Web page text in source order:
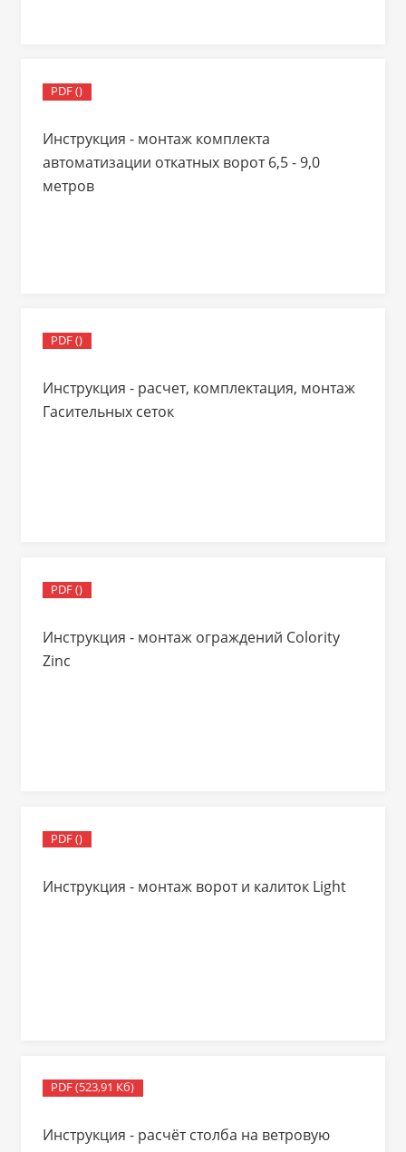
PDF ()
Инструкция - монтаж комплекта
автоматизации откатных ворот 6,5 - 9,0
метров
PDF ()
Инструкция - расчет, комплектация, монтаж
Гасительных сеток
PDF ()
Инструкция - монтаж ограждений Colority
Zinc
PDF ()
Инструкция - монтаж ворот и калиток Light
PDF (523,91 Кб)
Инструкция - расчёт столба на ветровую